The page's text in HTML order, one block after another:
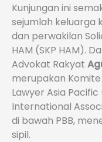
Kunjungan ini
sejumlah keluarga
dan perwakilan
HAM (SKP HAM).
Advokat Rakyat
merupakan
Lawyer Asia
International
di bawah PBB,
sipil.